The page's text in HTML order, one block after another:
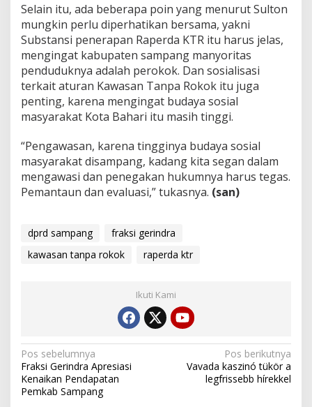
Selain itu, ada beberapa poin yang menurut Sulton
mungkin perlu diperhatikan bersama, yakni
Substansi penerapan Raperda KTR itu harus jelas,
mengingat kabupaten sampang manyoritas
penduduknya adalah perokok. Dan sosialisasi
terkait aturan Kawasan Tanpa Rokok itu juga
penting, karena mengingat budaya sosial
masyarakat Kota Bahari itu masih tinggi.
“Pengawasan, karena tingginya budaya sosial
masyarakat disampang, kadang kita segan dalam
mengawasi dan penegakan hukumnya harus tegas.
Pemantaun dan evaluasi,” tukasnya. (san)
dprd sampang
fraksi gerindra
kawasan tanpa rokok
raperda ktr
Ikuti Kami
Navigasi
pos
Pos sebelumnya
Fraksi Gerindra Apresiasi
Kenaikan Pendapatan
Pemkab Sampang
Pos berikutnya
Vavada kaszinó tükör a
legfrissebb hírekkel